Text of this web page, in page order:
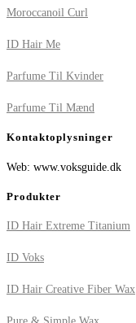
Moroccanoil Curl
ID Hair Me
Parfume Til Kvinder
Parfume Til Mænd
Kontaktoplysninger
Web: www.voksguide.dk
Produkter
ID Hair Extreme Titanium
ID Voks
ID Hair Creative Fiber Wax